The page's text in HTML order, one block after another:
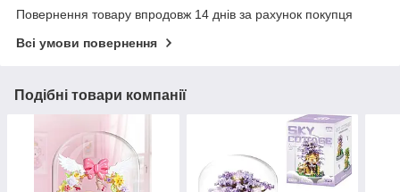
Повернення товару впродовж 14 днів за рахунок покупця
Всі умови повернення
Подібні товари компанії